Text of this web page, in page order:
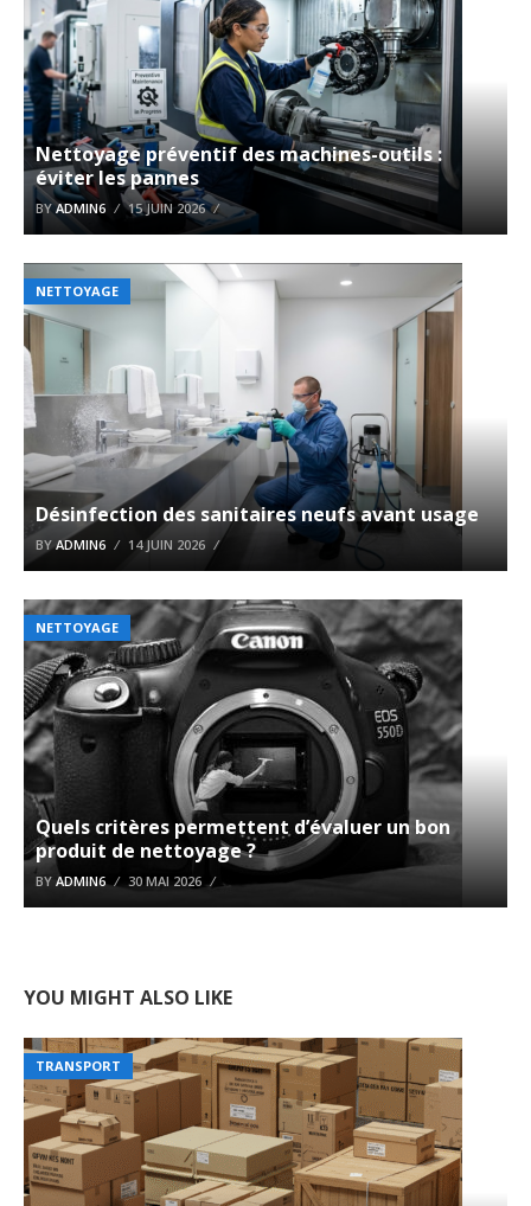
Nettoyage préventif des machines-outils :
éviter les pannes
BYADMIN6 15 JUIN 2026
NETTOYAGE
Désinfection des sanitaires neufs avant usage
BYADMIN6 14 JUIN 2026
NETTOYAGE
Quels critères permettent d’évaluer un bon
produit de nettoyage ?
BY ADMIN6 30 MAI 2026
YOU MIGHT ALSO LIKE
TRANSPORT